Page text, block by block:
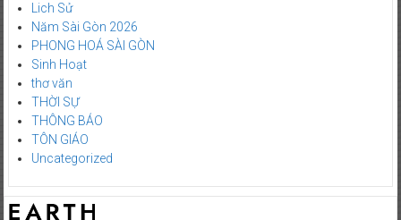
Lich Sử
Năm Sài Gòn 2026
PHONG HOÁ SÀI GÒN
Sinh Hoạt
thơ văn
THỜI SỰ
THÔNG BÁO
TÔN GIÁO
Uncategorized